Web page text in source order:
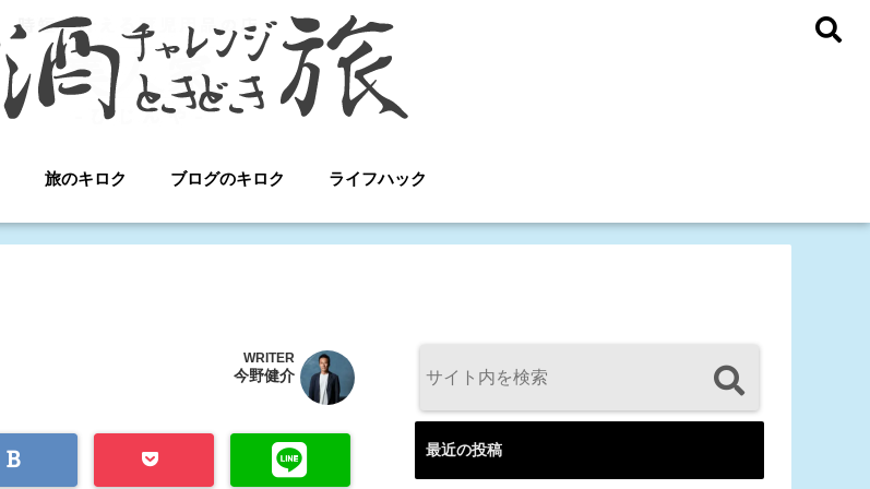
旅のキロク ブログのキロク ライフハック
WRITER
今野健介
最近の投稿